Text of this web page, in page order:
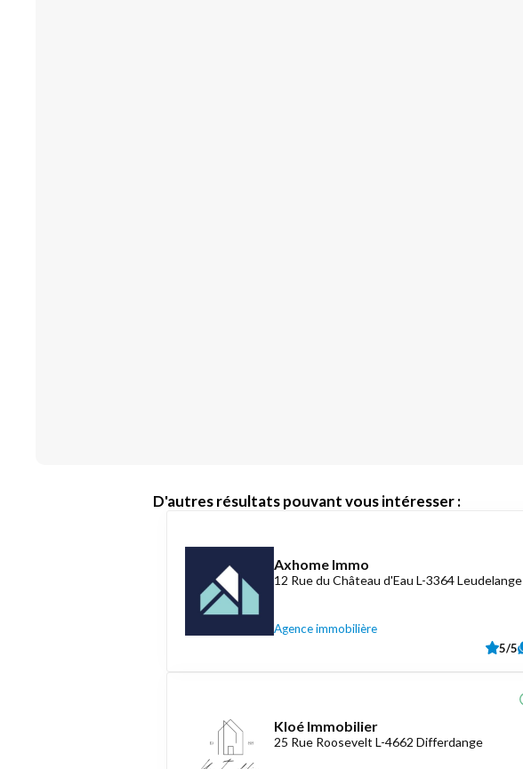
D'autres résultats pouvant vous intéresser :
Axhome Immo
12 Rue du Château d'Eau L-3364 Leudelange
Agence immobilière
5/5
Kloé Immobilier
25 Rue Roosevelt L-4662 Differdange